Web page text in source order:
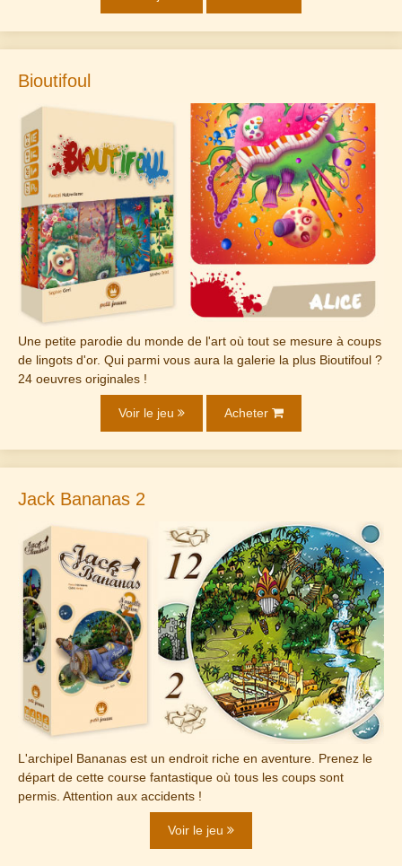
Bioutifoul
Une petite parodie du monde de l'art où tout se mesure à coups
de lingots d'or. Qui parmi vous aura la galerie la plus Bioutifoul ?
24 oeuvres originales !
Voir le jeu Acheter
Jack Bananas 2
L'archipel Bananas est un endroit riche en aventure. Prenez le
départ de cette course fantastique où tous les coups sont
permis. Attention aux accidents !
Voir le jeu